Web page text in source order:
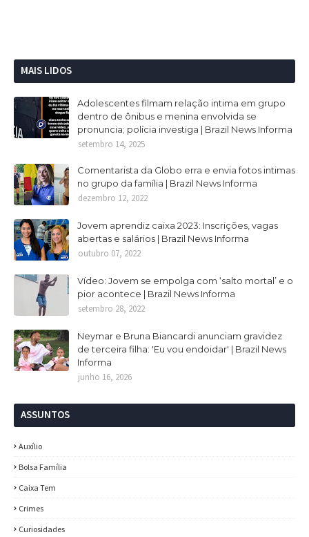
MAIS LIDOS
Adolescentes filmam relação intima em grupo
dentro de ônibus e menina envolvida se
pronuncia; polícia investiga | Brazil News Informa
setembro 14, 2025
Comentarista da Globo erra e envia fotos intimas
no grupo da família | Brazil News Informa
dezembro 12, 2022
Jovem aprendiz caixa 2023: Inscrições, vagas
abertas e salários | Brazil News Informa
outubro 07, 2022
Vídeo: Jovem se empolga com ‘salto mortal’ e o
pior acontece | Brazil News Informa
setembro 28, 2022
Neymar e Bruna Biancardi anunciam gravidez
de terceira filha: 'Eu vou endoidar' | Brazil News
Informa
junho 16, 2026
ASSUNTOS
Auxílio
Bolsa Família
Caixa Tem
Crimes
Curiosidades